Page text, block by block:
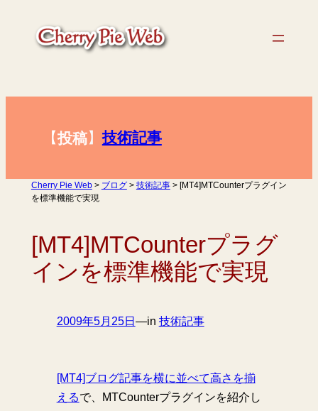
ッ
【投稿】技術記事
Cherry Pie Web> ブログ> 技術記事> [MT4]MTCounterプラグイン
を標準機能で実現
[MT4]MTCounterプラグ
インを標準機能で実現
2009年5月25日 —in 技術記事
[MT4]ブログ記事を横に並べて高さを揃
えるで、MTCounterプラグインを紹介し